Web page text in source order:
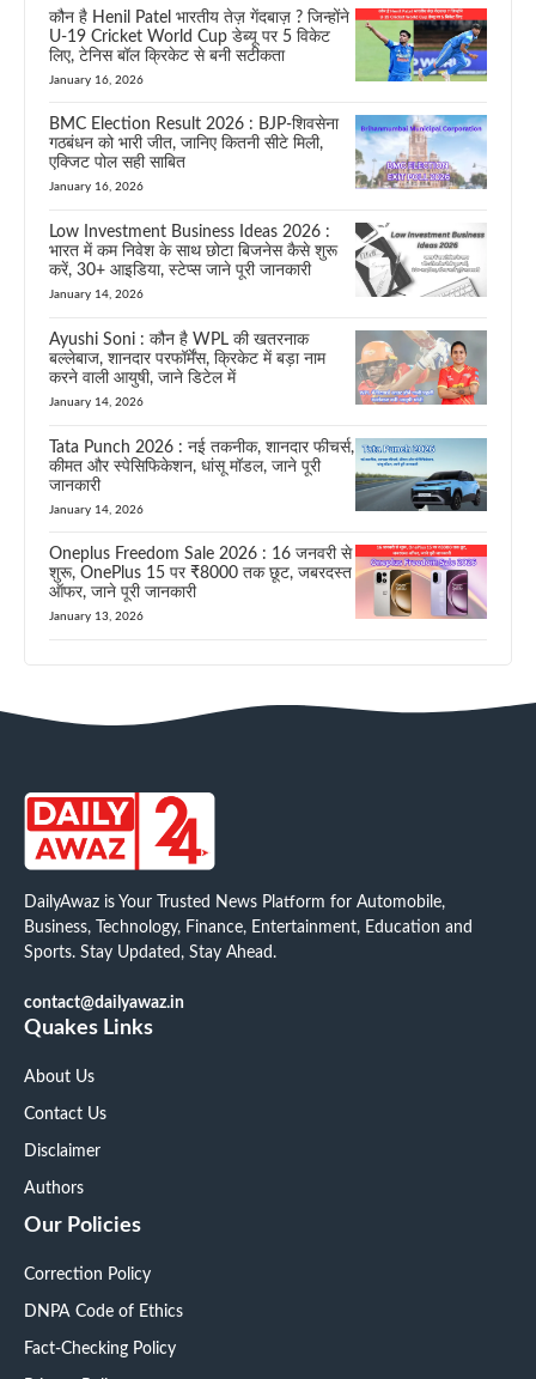
कौन है Henil Patel भारतीय तेज़ गेंदबाज़ ? जिन्होंने
U-19 Cricket World Cup डेब्यू पर 5 विकेट
लिए, टेनिस बॉल क्रिकेट से बनी सटीकता
January 16, 2026
BMC Election Result 2026 : BJP-शिवसेना
गठबंधन को भारी जीत, जानिए कितनी सीटे मिली,
एक्जिट पोल सही साबित
January 16, 2026
Low Investment Business Ideas 2026 :
भारत में कम निवेश के साथ छोटा बिजनेस कैसे शुरू
करें, 30+ आइडिया, स्टेप्स जाने पूरी जानकारी
January 14, 2026
Ayushi Soni : कौन है WPL की खतरनाक
बल्लेबाज, शानदार परफॉर्मेंस, क्रिकेट में बड़ा नाम
करने वाली आयुषी, जाने डिटेल में
January 14, 2026
Tata Punch 2026 : नई तकनीक, शानदार फीचर्स,
कीमत और स्पेसिफिकेशन, धांसू मॉडल, जाने पूरी
जानकारी
January 14, 2026
Oneplus Freedom Sale 2026 : 16 जनवरी से
शुरू, OnePlus 15 पर ₹8000 तक छूट, जबरदस्त
ऑफर, जाने पूरी जानकारी
January 13, 2026
DailyAwaz is Your Trusted News Platform for Automobile,
Business, Technology, Finance, Entertainment, Education and
Sports. Stay Updated, Stay Ahead.
contact@dailyawaz.in
Quakes Links
About Us
Contact Us
Disclaimer
Authors
Our Policies
Correction Policy
DNPA Code of Ethics
Fact-Checking Policy